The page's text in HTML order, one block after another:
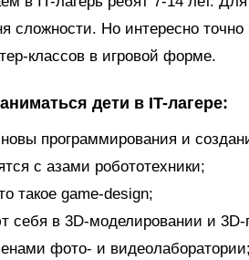
сложности. Но интересно
классов в игровой форме.
дети в IT-лагере:
программирования и
с азами робототехники;
такое game-design;
себя в 3D-моделировании и 3D-
фото- и видеолаборатории;